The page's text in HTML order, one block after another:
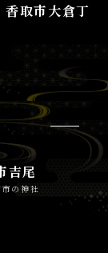
取市大倉丁
吉尾
市の神社